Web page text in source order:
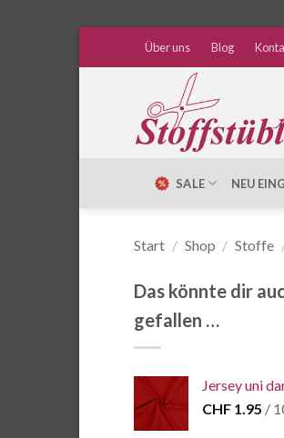
Über uns Blog
SALE NEU
Start / Shop / Stoffe
Das könnte dir
gefallen …
Jersey uni
CHF 1.95 /